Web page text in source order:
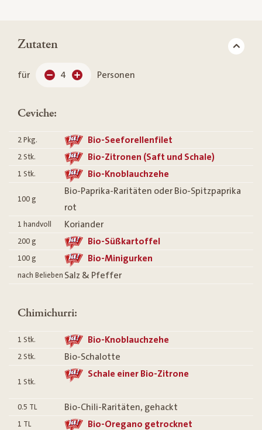
Zutaten
für 4 Personen
Ceviche:
2 Pkg. Bio-Seeforellenfilet
2 Stk. Bio-Zitronen (Saft und Schale)
1 Stk. Bio-Knoblauchzehe
100 g
Bio-Paprika-Raritäten oder Bio-Spitzpaprika
rot
1 handvoll Koriander
200 g Bio-Süßkartoffel
100 g Bio-Minigurken
nach Belieben Salz & Pfeffer
Chimichurri:
1 Stk. Bio-Knoblauchzehe
2 Stk. Bio-Schalotte
1 Stk.
Schale einer Bio-Zitrone
0.5 TL Bio-Chili-Raritäten, gehackt
1 TL Bio-Oregano getrocknet